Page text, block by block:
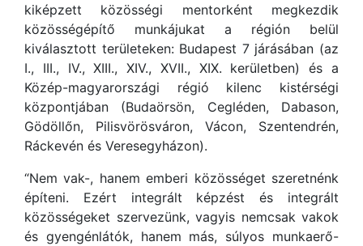
kiképzett közösségi mentorként megkezdik
közösségépítő munkájukat a régión belül
kiválasztott területeken: Budapest 7 járásában (az
I., III., IV., XIII., XIV., XVII., XIX. kerületben) és a
Közép-magyarországi régió kilenc kistérségi
központjában (Budaörsön, Cegléden, Dabason,
Gödöllőn, Pilisvörösváron, Vácon, Szentendrén,
Ráckevén és Veresegyházon).
“Nem vak-, hanem emberi közösséget szeretnénk
építeni. Ezért integrált képzést és integrált
közösségeket szervezünk, vagyis nemcsak vakok
és gyengénlátók, hanem más, súlyos munkaerő-